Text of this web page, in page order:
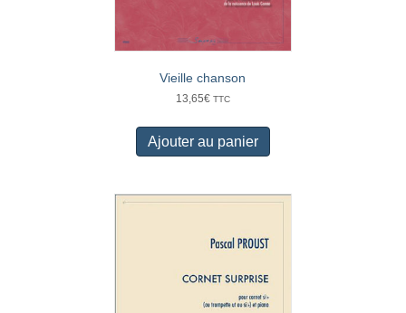
Vieille chanson
13,65€ TTC
Ajouter au panier